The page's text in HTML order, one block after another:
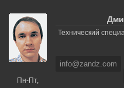
Пн-Пт,
Технический
info@zandz.com